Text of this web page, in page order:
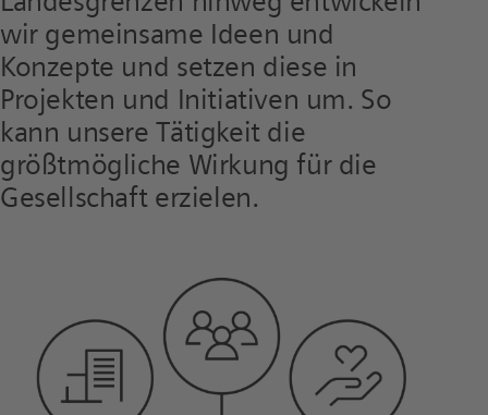
wir gemeinsame Ideen und
Konzepte und setzen diese in
Projekten und Initiativen um. So
kann unsere Tätigkeit die
größtmögliche Wirkung für die
Gesellschaft erzielen.